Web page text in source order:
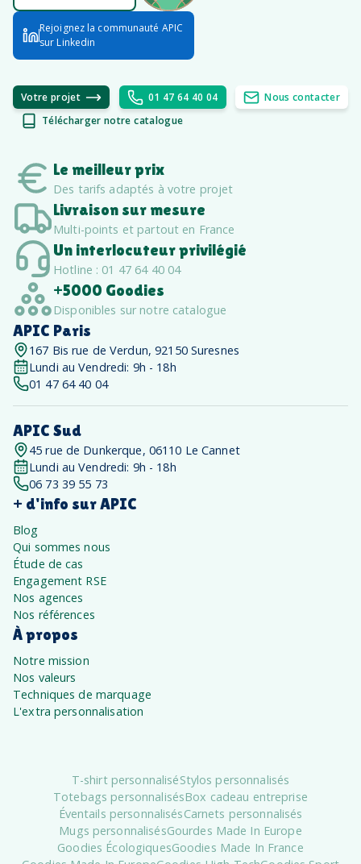
Rejoignez la communauté APIC
sur Linkedin
Votre projet 01 47 64 40 04
Nous contacter
Télécharger notre catalogue
Le meilleur prix
Des tarifs adaptés à votre projet
Livraison sur mesure
Multi-points et partout en France
Un interlocuteur privilégié
Hotline : 01 47 64 40 04
+5000 Goodies
Disponibles sur notre catalogue
APIC Paris
167 Bis rue de Verdun, 92150 Suresnes
Lundi au Vendredi: 9h - 18h
01 47 64 40 04
APIC Sud
45 rue de Dunkerque, 06110 Le Cannet
Lundi au Vendredi: 9h - 18h
06 73 39 55 73
+ d'info sur APIC
Blog
Qui sommes nous
Étude de cas
Engagement RSE
Nos agences
Nos références
À propos
Notre mission
Nos valeurs
Techniques de marquage
L'extra personnalisation
T-shirt personnaliséStylos personnalisés
Totebags personnalisésBox cadeau entreprise
Éventails personnalisésCarnets personnalisés
Mugs personnalisésGourdes Made In Europe
Goodies ÉcologiquesGoodies Made In France